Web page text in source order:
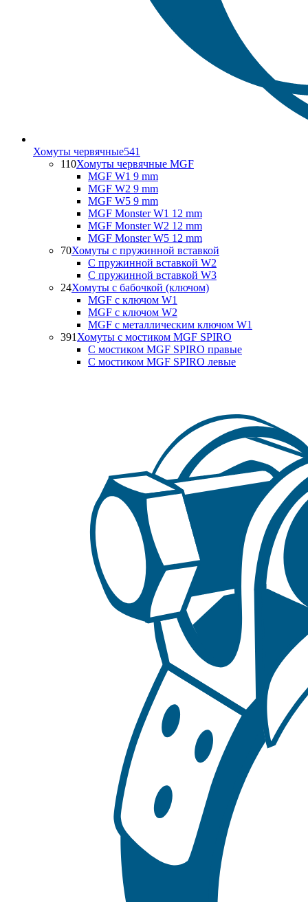
Хомуты червячные541
110Хомуты червячные MGF
MGF W1 9 mm
MGF W2 9 mm
MGF W5 9 mm
MGF Monster W1 12 mm
MGF Monster W2 12 mm
MGF Monster W5 12 mm
70Хомуты с пружинной вставкой
С пружинной вставкой W2
С пружинной вставкой W3
24Хомуты с бабочкой (ключом)
MGF с ключом W1
MGF с ключом W2
MGF с металлическим ключом W1
391 Хомуты с мостиком MGF SPIRO
С мостиком MGF SPIRO правые
С мостиком MGF SPIRO левые